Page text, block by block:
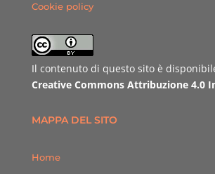
Cookie policy
Il contenuto di questo sito è
Creative Commons Attribuzione 4.0
MAPPA DEL SITO
Home